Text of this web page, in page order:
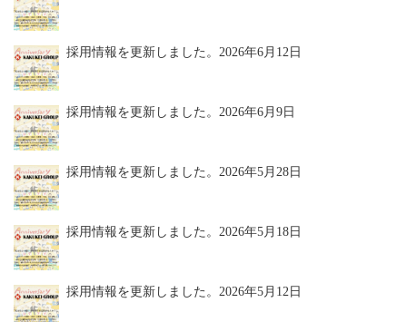
採用情報を更新しました。 2026年6月12日
採用情報を更新しました。 2026年6月9日
採用情報を更新しました。 2026年5月28日
採用情報を更新しました。 2026年5月18日
採用情報を更新しました。 2026年5月12日